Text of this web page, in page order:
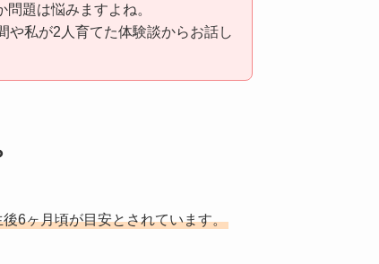
題は悩みますよね。
や私が2人育てた体験談からお話し
6ヶ月頃が目安とされています。